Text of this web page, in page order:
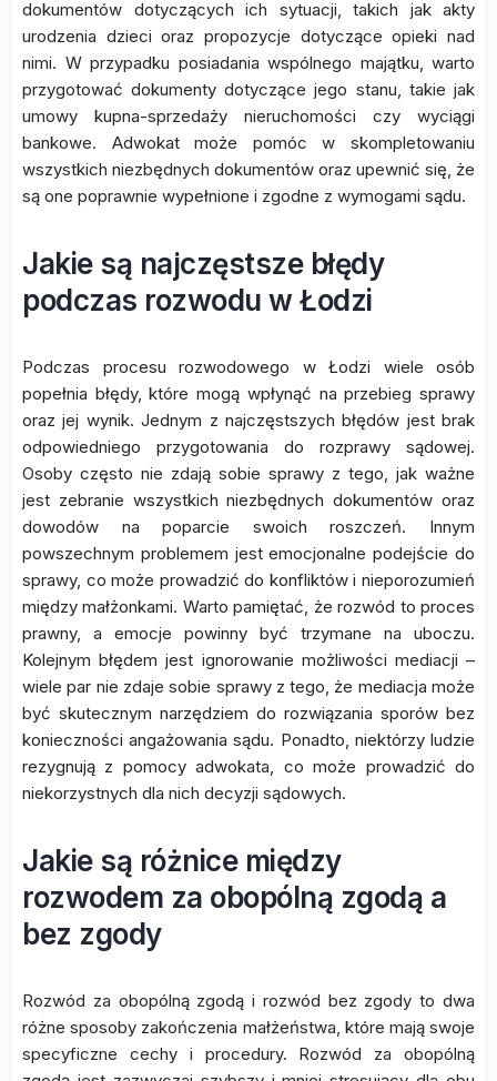
dokumentów dotyczących ich sytuacji, takich jak akty
urodzenia dzieci oraz propozycje dotyczące opieki nad
nimi. W przypadku posiadania wspólnego majątku, warto
przygotować dokumenty dotyczące jego stanu, takie jak
umowy kupna-sprzedaży nieruchomości czy wyciągi
bankowe. Adwokat może pomóc w skompletowaniu
wszystkich niezbędnych dokumentów oraz upewnić się, że
są one poprawnie wypełnione i zgodne z wymogami sądu.
Jakie są najczęstsze błędy
podczas rozwodu w Łodzi
Podczas procesu rozwodowego w Łodzi wiele osób
popełnia błędy, które mogą wpłynąć na przebieg sprawy
oraz jej wynik. Jednym z najczęstszych błędów jest brak
odpowiedniego przygotowania do rozprawy sądowej.
Osoby często nie zdają sobie sprawy z tego, jak ważne
jest zebranie wszystkich niezbędnych dokumentów oraz
dowodów na poparcie swoich roszczeń. Innym
powszechnym problemem jest emocjonalne podejście do
sprawy, co może prowadzić do konfliktów i nieporozumień
między małżonkami. Warto pamiętać, że rozwód to proces
prawny, a emocje powinny być trzymane na uboczu.
Kolejnym błędem jest ignorowanie możliwości mediacji –
wiele par nie zdaje sobie sprawy z tego, że mediacja może
być skutecznym narzędziem do rozwiązania sporów bez
konieczności angażowania sądu. Ponadto, niektórzy ludzie
rezygnują z pomocy adwokata, co może prowadzić do
niekorzystnych dla nich decyzji sądowych.
Jakie są różnice między
rozwodem za obopólną zgodą a
bez zgody
Rozwód za obopólną zgodą i rozwód bez zgody to dwa
różne sposoby zakończenia małżeństwa, które mają swoje
specyficzne cechy i procedury. Rozwód za obopólną